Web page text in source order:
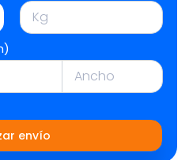
envío